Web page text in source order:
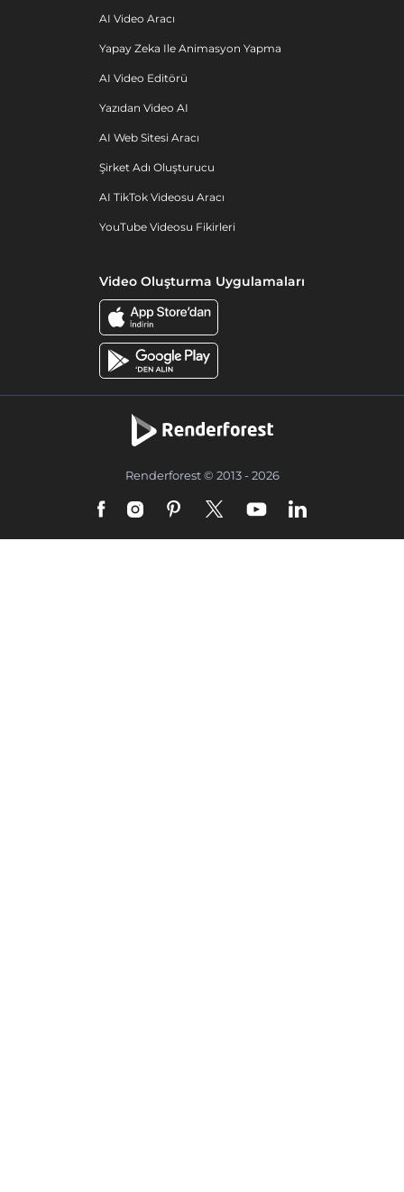
AI Video Aracı
Yapay Zeka Ile Animasyon Yapma
AI Video Editörü
Yazıdan Video AI
AI Web Sitesi Aracı
Şirket Adı Oluşturucu
AI TikTok Videosu Aracı
YouTube Videosu Fikirleri
Video Oluşturma Uygulamaları
Renderforest © 2013 - 2026